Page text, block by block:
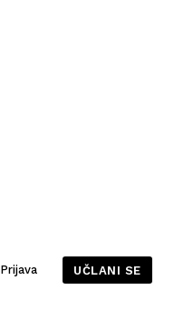
Prijava UČLANI SE